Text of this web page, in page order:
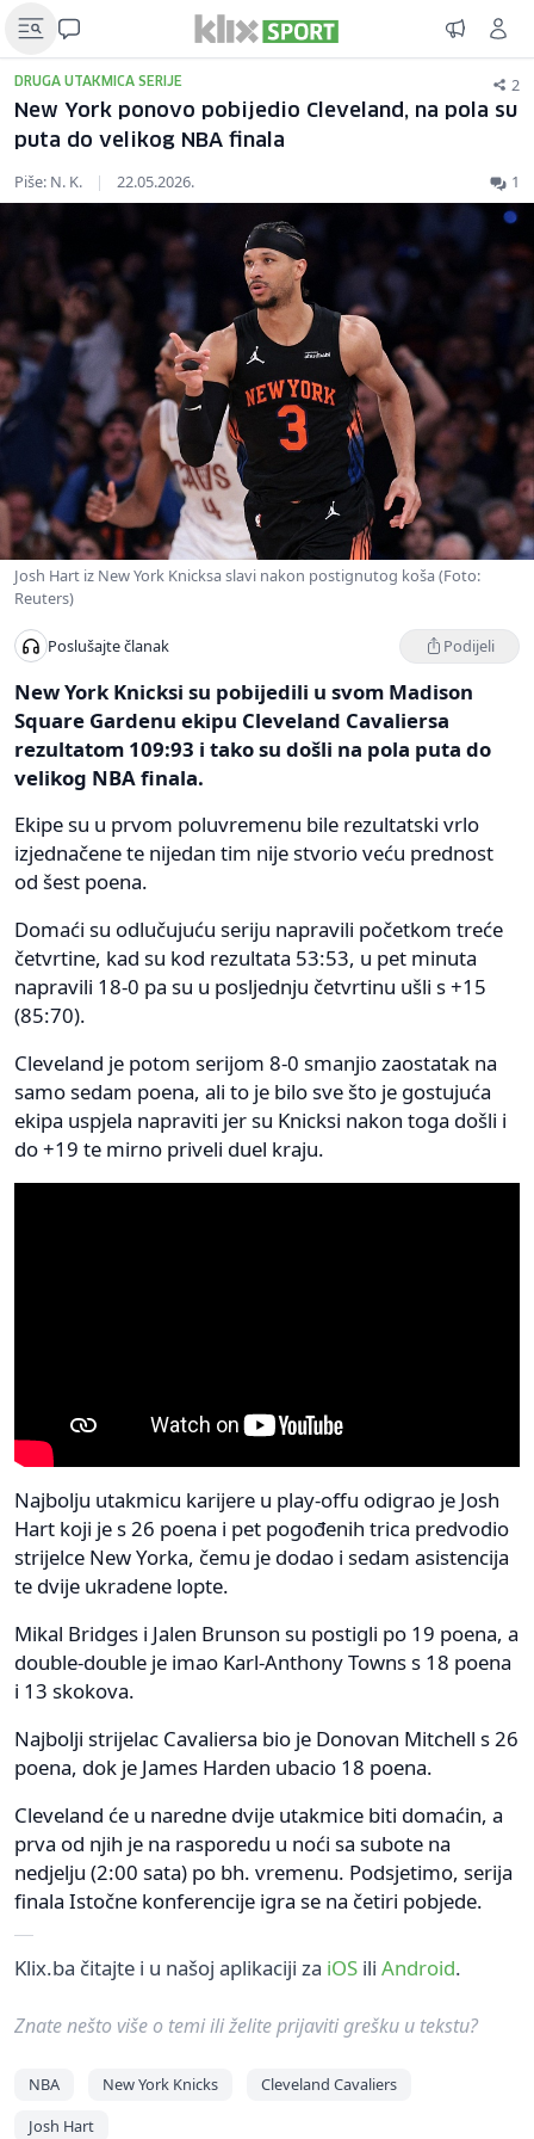
DRUGA UTAKMICA SERIJE 2
New York ponovo pobijedio Cleveland, na pola su
puta do velikog NBA finala
Piše: N. K. | 22.05.2026. 1
Josh Hart iz New York Knicksa slavi nakon postignutog koša (Foto:
Reuters)
Poslušajte članak Podijeli
New York Knicksi su pobijedili u svom Madison
Square Gardenu ekipu Cleveland Cavaliersa
rezultatom 109:93 i tako su došli na pola puta do
velikog NBA finala.
Ekipe su u prvom poluvremenu bile rezultatski vrlo
izjednačene te nijedan tim nije stvorio veću prednost
od šest poena.
Domaći su odlučujuću seriju napravili početkom treće
četvrtine, kad su kod rezultata 53:53, u pet minuta
napravili 18-0 pa su u posljednju četvrtinu ušli s +15
(85:70).
Cleveland je potom serijom 8-0 smanjio zaostatak na
samo sedam poena, ali to je bilo sve što je gostujuća
ekipa uspjela napraviti jer su Knicksi nakon toga došli i
do +19 te mirno priveli duel kraju.
Najbolju utakmicu karijere u play-offu odigrao je Josh
Hart koji je s 26 poena i pet pogođenih trica predvodio
strijelce New Yorka, čemu je dodao i sedam asistencija
te dvije ukradene lopte.
Mikal Bridges i Jalen Brunson su postigli po 19 poena, a
double-double je imao Karl-Anthony Towns s 18 poena
i 13 skokova.
Najbolji strijelac Cavaliersa bio je Donovan Mitchell s 26
poena, dok je James Harden ubacio 18 poena.
Cleveland će u naredne dvije utakmice biti domaćin, a
prva od njih je na rasporedu u noći sa subote na
nedjelju (2:00 sata) po bh. vremenu. Podsjetimo, serija
finala Istočne konferencije igra se na četiri pobjede.
Klix.ba čitajte i u našoj aplikaciji za iOS ili Android.
Znate nešto više o temi ili želite prijaviti grešku u tekstu?
NBA New York Knicks
Cleveland Cavaliers
Josh Hart